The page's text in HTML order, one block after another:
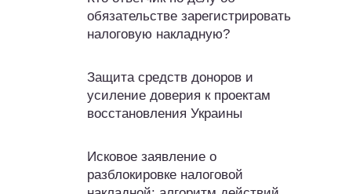
обязательстве зарегистрировать
налоговую накладную?
Защита средств доноров и
усиление доверия к проектам
восстановления Украины
Исковое заявление о
разблокировке налоговой